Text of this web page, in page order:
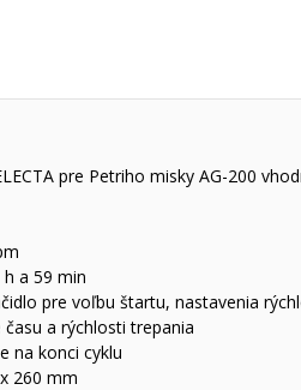
pre Petriho misky AG-200
a 59 min
pre voľbu štartu, nastavenia
a rýchlosti trepania
na konci cyklu
260 mm